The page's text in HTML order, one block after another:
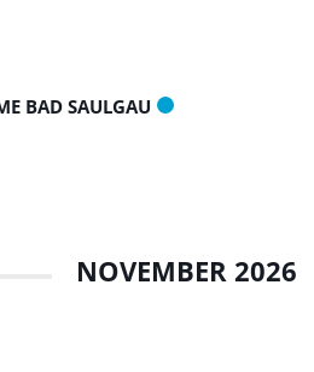
BAD SAULGAU
NOVEMBER 2026